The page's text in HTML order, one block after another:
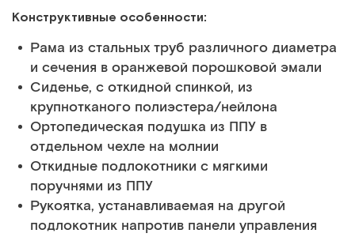
Конструктивные особенности:
Рама из стальных труб различного диаметра
и сечения в оранжевой порошковой эмали
Сиденье, с откидной спинкой, из
крупнотканого полиэстера/нейлона
Ортопедическая подушка из ППУ в
отдельном чехле на молнии
Откидные подлокотники с мягкими
поручнями из ППУ
Рукоятка, устанавливаемая на другой
подлокотник напротив панели управления